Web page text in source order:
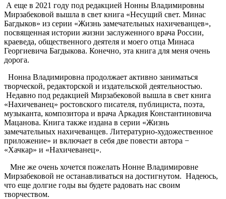
А еще в 2021 году под редакцией Нонны Владимировны
Мирзабековой вышла в свет книга «Несущий свет. Минас
Багдыков» из серии «Жизнь замечательных нахичеванцев»,
посвященная истории жизни заслуженного врача России,
краеведа, общественного деятеля и моего отца Минаса
Георгиевича Багдыкова. Конечно, эта книга для меня очень
дорога.
Нонна Владимировна продолжает активно заниматься
творческой, редакторской и издательской деятельностью.
Недавно под редакцией Мирзабековой вышла в свет книга
«Нахичеванец» ростовского писателя, публициста, поэта,
музыканта, композитора и врача Аркадия Константиновича
Мацанова. Книга также издана в серии «Жизнь
замечательных нахичеванцев. Литературно-художественное
приложение» и включает в себя две повести автора −
«Хачкар» и «Нахичеванец».
Мне же очень хочется пожелать Нонне Владимировне
Мирзабековой не останавливаться на достигнутом. Надеюсь,
что еще долгие годы вы будете радовать нас своим
творчеством.